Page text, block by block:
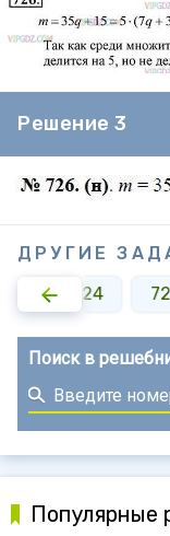
Решение 3
ДРУГИЕ
724
Поиск в
Популярные